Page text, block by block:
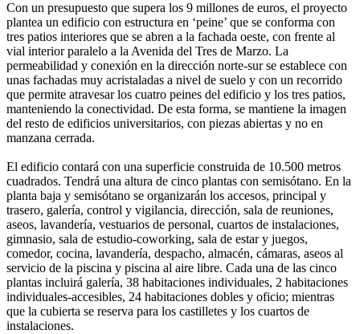
Con un presupuesto que supera los 9 millones de euros, el proyecto
plantea un edificio con estructura en ‘peine’ que se conforma con
tres patios interiores que se abren a la fachada oeste, con frente al
vial interior paralelo a la Avenida del Tres de Marzo. La
permeabilidad y conexión en la dirección norte-sur se establece con
unas fachadas muy acristaladas a nivel de suelo y con un recorrido
que permite atravesar los cuatro peines del edificio y los tres patios,
manteniendo la conectividad. De esta forma, se mantiene la imagen
del resto de edificios universitarios, con piezas abiertas y no en
manzana cerrada.
El edificio contará con una superficie construida de 10.500 metros
cuadrados. Tendrá una altura de cinco plantas con semisótano. En la
planta baja y semisótano se organizarán los accesos, principal y
trasero, galería, control y vigilancia, dirección, sala de reuniones,
aseos, lavandería, vestuarios de personal, cuartos de instalaciones,
gimnasio, sala de estudio-coworking, sala de estar y juegos,
comedor, cocina, lavandería, despacho, almacén, cámaras, aseos al
servicio de la piscina y piscina al aire libre. Cada una de las cinco
plantas incluirá galería, 38 habitaciones individuales, 2 habitaciones
individuales-accesibles, 24 habitaciones dobles y oficio; mientras
que la cubierta se reserva para los castilletes y los cuartos de
instalaciones.